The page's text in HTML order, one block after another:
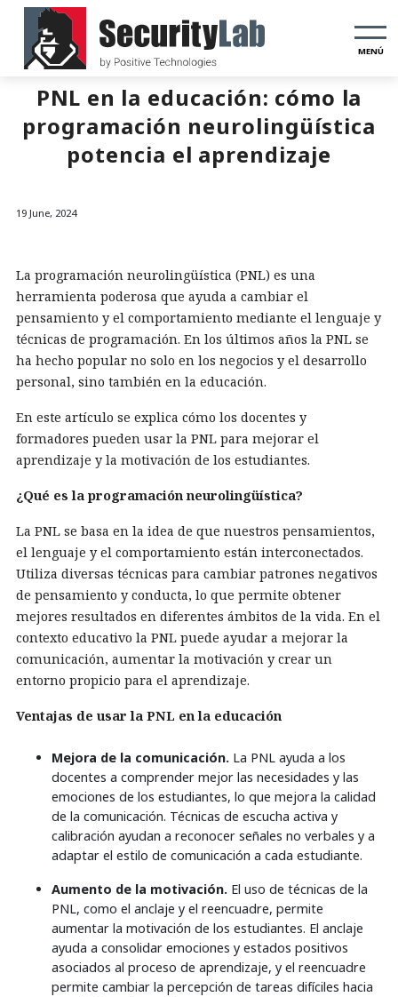
MENÚ
PNL en la educación: cómo la
programación neurolingüística
potencia el aprendizaje
19 June, 2024
La programación neurolingüística (PNL) es una
herramienta poderosa que ayuda a cambiar el
pensamiento y el comportamiento mediante el lenguaje y
técnicas de programación. En los últimos años la PNL se
ha hecho popular no solo en los negocios y el desarrollo
personal, sino también en la educación.
En este artículo se explica cómo los docentes y
formadores pueden usar la PNL para mejorar el
aprendizaje y la motivación de los estudiantes.
¿Qué es la programación neurolingüística?
La PNL se basa en la idea de que nuestros pensamientos,
el lenguaje y el comportamiento están interconectados.
Utiliza diversas técnicas para cambiar patrones negativos
de pensamiento y conducta, lo que permite obtener
mejores resultados en diferentes ámbitos de la vida. En el
contexto educativo la PNL puede ayudar a mejorar la
comunicación, aumentar la motivación y crear un
entorno propicio para el aprendizaje.
Ventajas de usar la PNL en la educación
Mejora de la comunicación. La PNL ayuda a los
docentes a comprender mejor las necesidades y las
emociones de los estudiantes, lo que mejora la calidad
de la comunicación. Técnicas de escucha activa y
calibración ayudan a reconocer señales no verbales y a
adaptar el estilo de comunicación a cada estudiante.
Aumento de la motivación. El uso de técnicas de la
PNL, como el anclaje y el reencuadre, permite
aumentar la motivación de los estudiantes. El anclaje
ayuda a consolidar emociones y estados positivos
asociados al proceso de aprendizaje, y el reencuadre
permite cambiar la percepción de tareas difíciles hacia